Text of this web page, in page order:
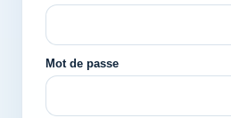
Mot de passe